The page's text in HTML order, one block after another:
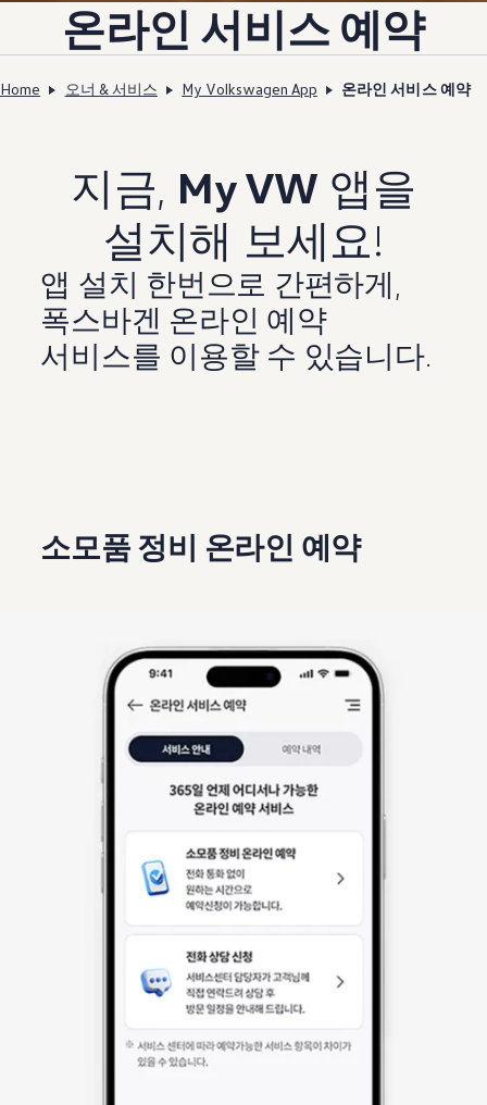
온라인 서비스 예약
Home 오너 & 서비스 My Volkswagen App 온라인 서비스 예약
지금, My VW 앱을
설치해 보세요!
앱 설치 한번으로 간편하게,
폭스바겐 온라인 예약
서비스를 이용할 수 있습니다.
소모품 정비 온라인 예약